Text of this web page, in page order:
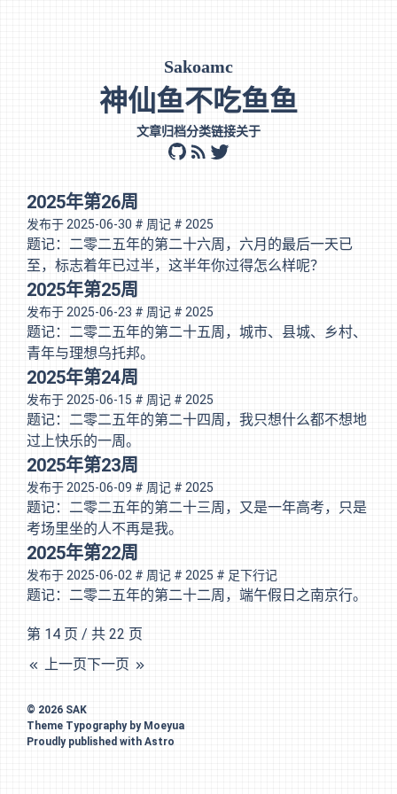
Sakoamc
神仙鱼不吃鱼鱼
文章归档分类链接关于
github
rss twitter
2025年第26周
发布于 2025-06-30 # 周记 # 2025
题记：二零二五年的第二十六周，六月的最后一天已
至，标志着年已过半，这半年你过得怎么样呢？
2025年第25周
发布于 2025-06-23 # 周记 # 2025
题记：二零二五年的第二十五周，城市、县城、乡村、
青年与理想乌托邦。
2025年第24周
发布于 2025-06-15 # 周记 # 2025
题记：二零二五年的第二十四周，我只想什么都不想地
过上快乐的一周。
2025年第23周
发布于2025-06-09 # 周记 # 2025
题记：二零二五年的第二十三周，又是一年高考，只是
考场里坐的人不再是我。
2025年第22周
发布于 2025-06-02 # 周记 # 2025 # 足下行记
题记：二零二五年的第二十二周，端午假日之南京行。
第 14 页 / 共 22 页
上一页下一页
© 2026 SAK
Theme Typographyby Moeyua
Proudly published with Astro